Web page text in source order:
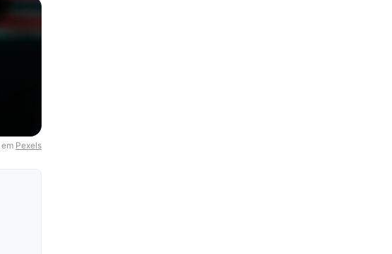
em Pexels